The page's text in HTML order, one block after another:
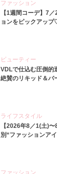
ファッション
【1週間コーデ】7
ョンをピックアッ
ビューティー
VDLで仕込む圧倒
絶賛のリキッド＆バ
ライフスタイル
【2026年8／1(土)
別“ファッションア
ファッション